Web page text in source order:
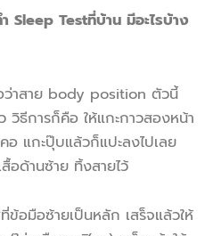
Sleep Testที่บ้าน มีอะไรบ้าง
าสาย body position ตัวนี้
วิธีการก็คือ ให้แกะกาวสองหน้า
แกะปุ๊บแล้วก็แปะลงไปเลย
อด้านซ้าย ทิ้งสายไว้
ข้อมือซ้ายเป็นหลัก เสร็จแล้วให้